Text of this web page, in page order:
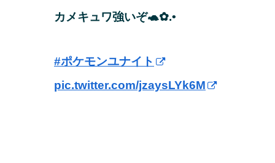
カメキュワ強いぞ🐢✿.•
#ポケモンユナイト
pic.twitter.com/jzaysLYk6M